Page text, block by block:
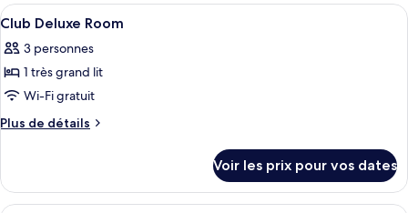
twin
Room
type
de
Deluxe
twin
Afficher
toutes
les
photos
pour
ce
chambre :
Club
Coffres-forts dans les chambres,
7
Club Deluxe Room
3 personnes
1 très grand lit
Wi-Fi gratuit
Plus de détails
Plus
le
type
Voir les prix pour vos dates